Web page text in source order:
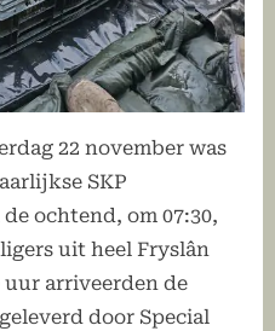
22 november was
SKP
ochtend, om 07:30,
uit heel Fryslân
uur arriveerden de
door Special